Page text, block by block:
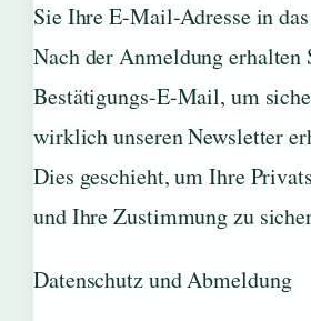
Sie Ihre E-Mail-Adresse in
Nach der Anmeldung erhalten
Bestätigungs-E-Mail, um
wirklich unseren Newsletter
Dies geschieht, um Ihre
und Ihre Zustimmung zu
Datenschutz und Abmeldung